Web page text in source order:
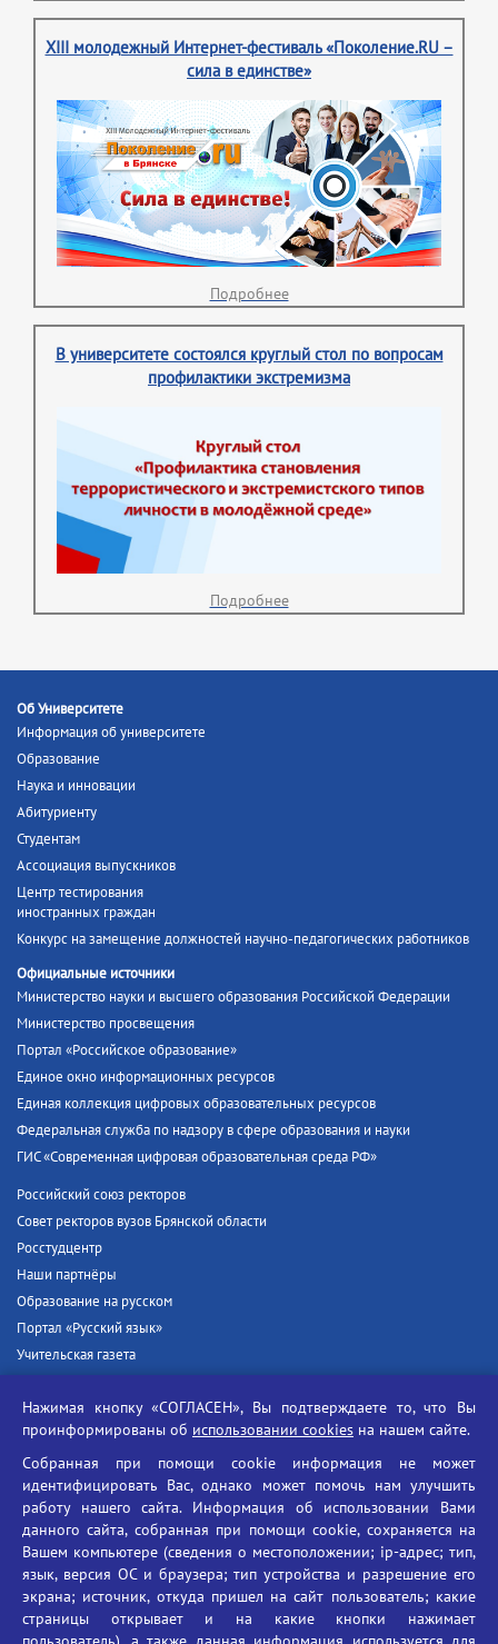
XIII молодежный Интернет-фестиваль «Поколение.RU –
сила в единстве»
Подробнее
В университете состоялся круглый стол по вопросам
профилактики экстремизма
Подробнее
Об Университете
Информация об университете
Образование
Наука и инновации
Абитуриенту
Студентам
Ассоциация выпускников
Центр тестирования
иностранных граждан
Конкурс на замещение должностей научно-педагогических работников
Официальные источники
Министерство науки и высшего образования Российской Федерации
Министерство просвещения
Портал «Российское образование»
Единое окно информационных ресурсов
Единая коллекция цифровых образовательных ресурсов
Федеральная служба по надзору в сфере образования и науки
ГИС «Современная цифровая образовательная среда РФ»
Российский союз ректоров
Совет ректоров вузов Брянской области
Росстудцентр
Наши партнёры
Образование на русском
Портал «Русский язык»
Учительская газета
Единый портал государственных услуг
Противодействие угрозам информационной безопасности
Социальные ролики - Генеральная прокуратура РФ
Противодействие коррупции
БГУ против наркотиков
Брянский государственный университет
имени академика И.Г. Петровского
Нажимая кнопку «СОГЛАСЕН», Вы подтверждаете то, что Вы
проинформированы об использовании cookies на нашем сайте.
Собранная при помощи cookie информация не может
идентифицировать Вас, однако может помочь нам улучшить
работу нашего сайта. Информация об использовании Вами
данного сайта, собранная при помощи cookie, сохраняется на
Вашем компьютере (сведения о местоположении; ip-адрес; тип,
язык, версия ОС и браузера; тип устройства и разрешение его
экрана; источник, откуда пришел на сайт пользователь; какие
страницы открывает и на какие кнопки нажимает